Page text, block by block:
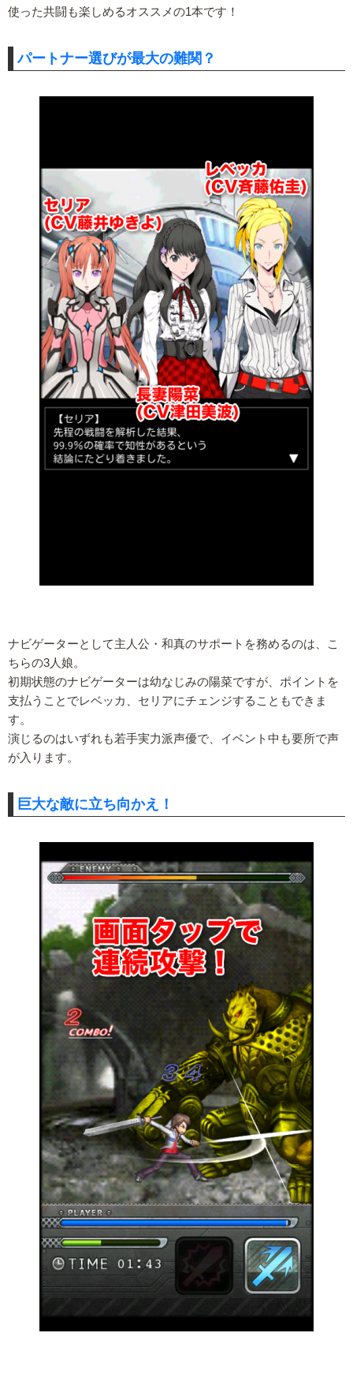
使った共闘も楽しめるオススメの1本です！
パートナー選びが最大の難関？
ナビゲーターとして主人公・和真のサポートを務めるのは、こ
ちらの3人娘。
初期状態のナビゲーターは幼なじみの陽菜ですが、ポイントを
支払うことでレベッカ、セリアにチェンジすることもできま
す。
演じるのはいずれも若手実力派声優で、イベント中も要所で声
が入ります。
巨大な敵に立ち向かえ！